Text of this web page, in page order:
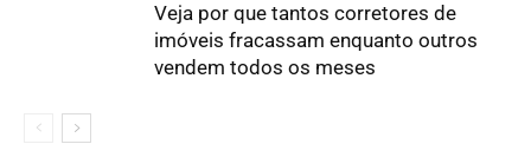
Veja por que tantos corretores de
imóveis fracassam enquanto outros
vendem todos os meses